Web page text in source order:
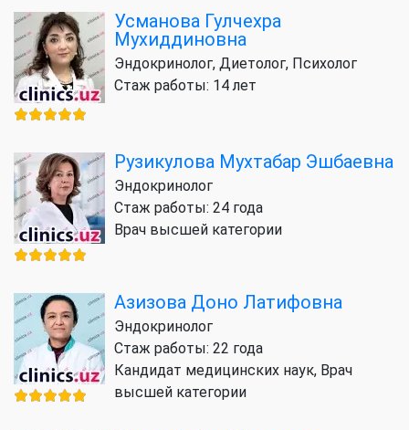
Усманова Гулчехра
Мухиддиновна
Эндокринолог, Диетолог, Психолог
Стаж работы: 14 лет
Рузикулова Мухтабар Эшбаевна
Эндокринолог
Стаж работы: 24 года
Врач высшей категории
Азизова Доно Латифовна
Эндокринолог
Стаж работы: 22 года
Кандидат медицинских наук, Врач
высшей категории